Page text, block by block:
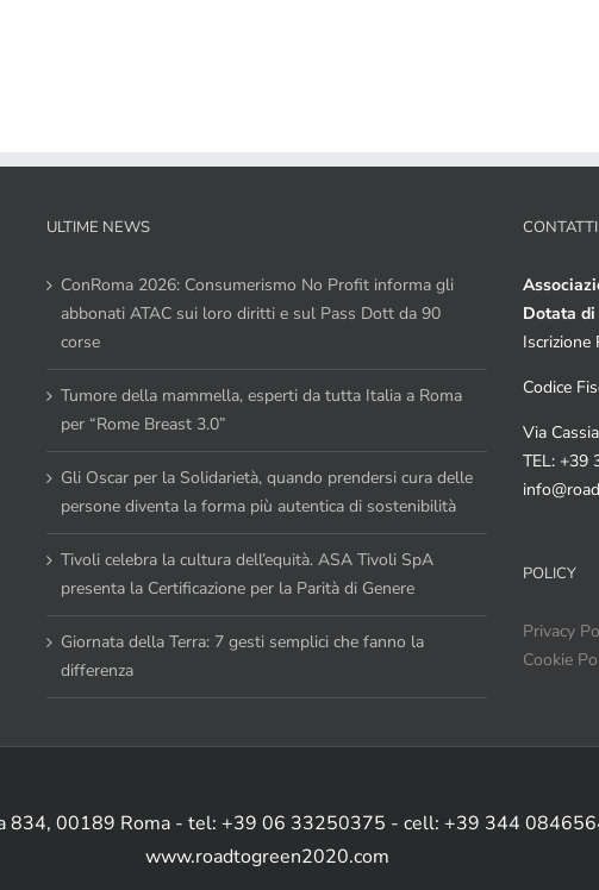
ULTIME NEWS
ConRoma 2026: Consumerismo No Profit informa gli
abbonati ATAC sui loro diritti e sul Pass Dott da 90
corse
Tumore della mammella, esperti da tutta Italia a Roma
per “Rome Breast 3.0”
Gli Oscar per la Solidarietà, quando prendersi cura delle
persone diventa la forma più autentica di sostenibilità
Tivoli celebra la cultura dell’equità. ASA Tivoli SpA
presenta la Certificazione per la Parità di Genere
Giornata della Terra: 7 gesti semplici che fanno la
differenza
CONTATTI
Dotata
Iscrizione
Codice
Via
TEL: +39
POLICY
Privacy
Cookie
834, 00189 Roma - tel: +39 06 33250375 - cell: +39 344
www.roadtogreen2020.com